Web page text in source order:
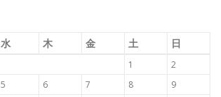
水 木 金 土 日
1
2
5 6 7 8
9